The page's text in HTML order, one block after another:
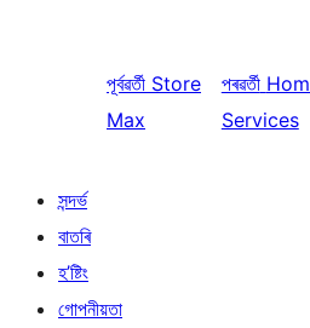
পূৰ্বৱৰ্তী Store
Max
পৰৱৰ্তী
Services
সন্দৰ্ভ
বাতৰি
হ’ষ্টিং
গোপনীয়তা